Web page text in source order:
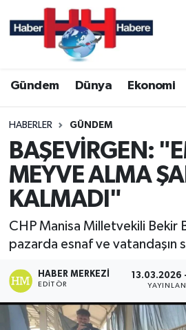
Gündem Dünya Ekonomi
HABERLER GÜNDEM
BAŞEVİRGEN:
MEYVE ALMA
KALMADI"
CHP Manisa Milletvekili Bekir
pazarda esnaf ve vatandaşın
HABER MERKEZI
EDITÖR
13.03.2026
Hava Durumu
Trafik Durumu
Süper Lig Puan Durumu ve
Tüm Manşetler
Son Dakika Haberleri
Haber Arşivi